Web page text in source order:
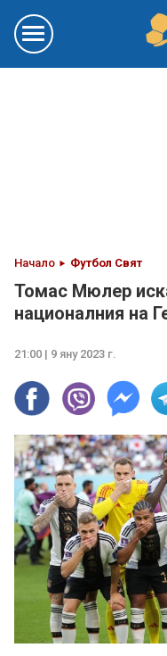
Начало Футбол Свят
Томас Мюлер
националния на
21:00 | 9 яну 2023 г.